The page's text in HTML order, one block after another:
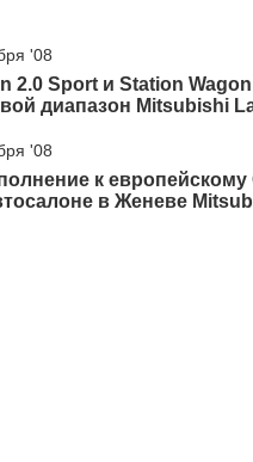
'08
2.0 Sport и Station
диапазон Mitsubishi
'08
к
в Женеве